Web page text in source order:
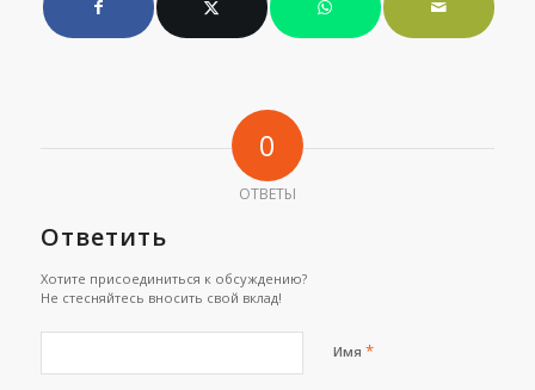
0
ОТВЕТЫ
Ответить
Хотите присоединиться к обсуждению?
Не стесняйтесь вносить свой вклад!
Имя *